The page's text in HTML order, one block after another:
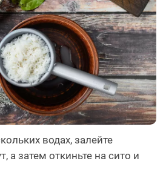
водах, залейте
а затем откиньте на сито и